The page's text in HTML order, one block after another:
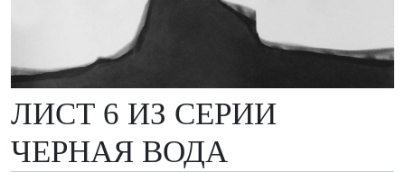
ЛИСТ 6 ИЗ СЕРИИ
ЧЕРНАЯ ВОДА